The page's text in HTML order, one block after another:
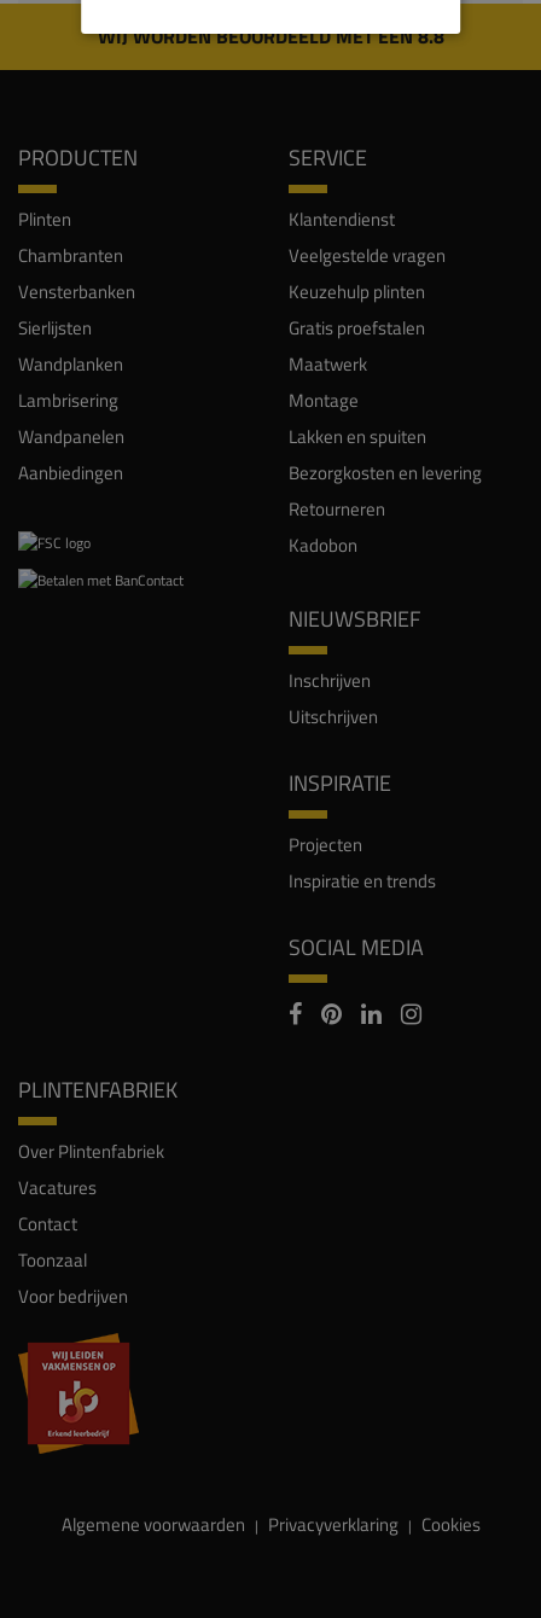
WIJ WORDEN BEOORDEELD MET EEN 8.8
PRODUCTEN
Plinten
Chambranten
Vensterbanken
Sierlijsten
Wandplanken
Lambrisering
Wandpanelen
Aanbiedingen
SERVICE
Klantendienst
Veelgestelde vragen
Keuzehulp plinten
Gratis proefstalen
Maatwerk
Montage
Lakken en spuiten
Bezorgkosten en levering
Retourneren
Kadobon
NIEUWSBRIEF
Inschrijven
Uitschrijven
INSPIRATIE
Projecten
Inspiratie en trends
SOCIAL MEDIA
PLINTENFABRIEK
Over Plintenfabriek
Vacatures
Contact
Toonzaal
Voor bedrijven
Algemene voorwaarden | Privacyverklaring | Cookies